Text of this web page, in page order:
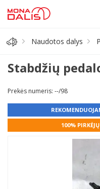
Antifrizas
Akumuliatorius
Naudotos dalys
Stabdžių
Prekės numeris: --/98
100%